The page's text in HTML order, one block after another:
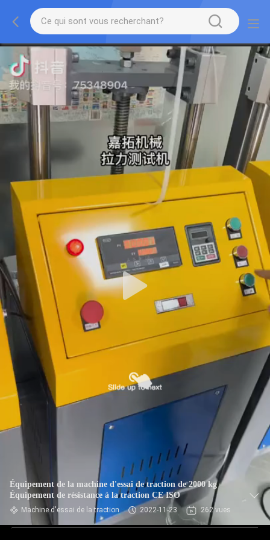
Équipement de la machine d'essai de traction de 2000 kg
Équipement de résistance à la traction CE ISO
Machine d'essai de la traction 2022-11-23 262 vues